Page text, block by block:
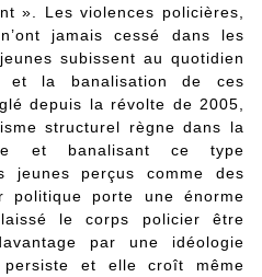
». Les violences policières,
jamais cessé dans les
subissent au quotidien
et la banalisation de ces
depuis la révolte de 2005,
structurel règne dans la
et banalisant ce type
jeunes perçus comme des
porte une énorme
le corps policier être
par une idéologie
persiste et elle croît même